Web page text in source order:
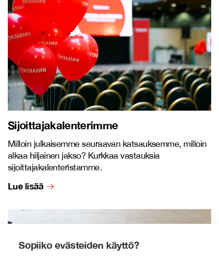
Sopiiko evästeiden käyttö?
Sijoittajakalenterimme
Milloin julkaisemme seuraavan katsauksemme, milloin
alkaa hiljainen jakso? Kurkkaa vastauksia
sijoittajakalenteristamme.
Lue lisää